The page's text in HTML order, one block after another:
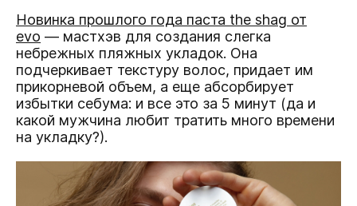
Новинка прошлого года паста the shag от
evo — мастхэв для создания слегка
небрежных пляжных укладок. Она
подчеркивает текстуру волос, придает им
прикорневой объем, а еще абсорбирует
избытки себума: и все это за 5 минут (да и
какой мужчина любит тратить много времени
на укладку?).